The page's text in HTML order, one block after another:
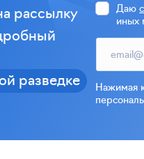
рассылку
разведке
Даю
иных
Нажимая